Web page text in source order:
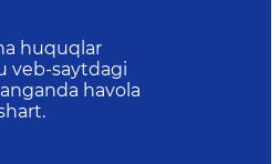
huquqlar
veb-saytdagi
havola